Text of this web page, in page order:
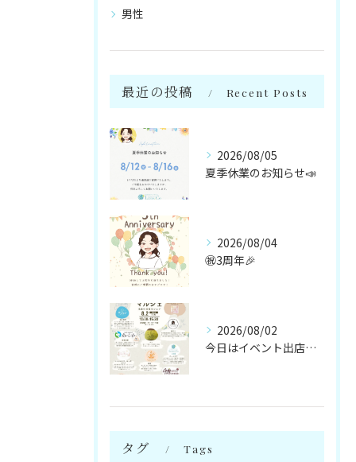
男性
最近の投稿 Recent Posts
2026/08/05
夏季休業のお知らせ📣
2026/08/04
㊗️3周年🎉
2026/08/02
今日はイベント出店です🌻
タグ Tags